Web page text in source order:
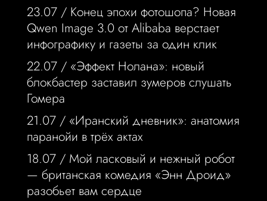
23.07 / Конец эпохи фотошопа? Новая
Qwen Image 3.0 от Alibaba верстает
инфографику и газеты за один клик
22.07 / «Эффект Нолана»: новый
блокбастер заставил зумеров слушать
Гомера
21.07 / «Иранский дневник»: анатомия
паранойи в трёх актах
18.07 / Мой ласковый и нежный робот
— британская комедия «Энн Дроид»
разобьет вам сердце